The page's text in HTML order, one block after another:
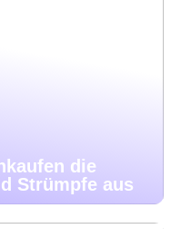
die
Strümpfe aus